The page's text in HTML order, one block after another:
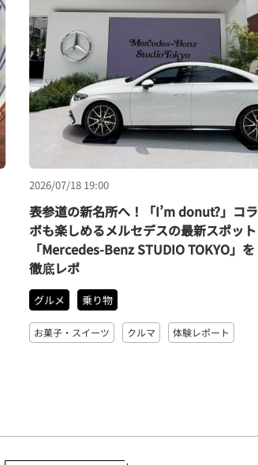
2026/07/18 19:00
表参道の新名所へ！「I’m donut?」コラ
ボも楽しめるメルセデスの最新スポット
「Mercedes-Benz STUDIO TOKYO」を
徹底レポ
グルメ 乗り物
お菓子・スイーツ クルマ 体験レポート